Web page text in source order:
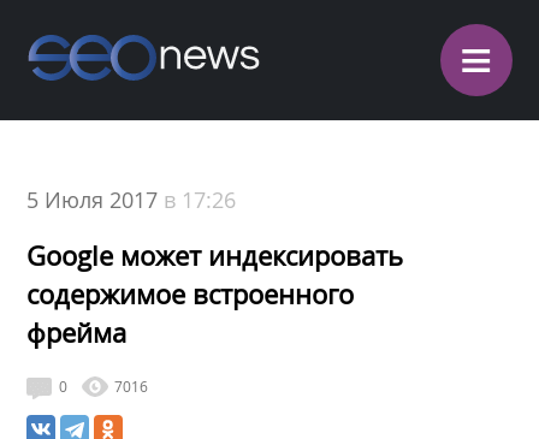
≡
5 Июля 2017 в 17:26
Google может индексировать
содержимое встроенного
фрейма
0 7016